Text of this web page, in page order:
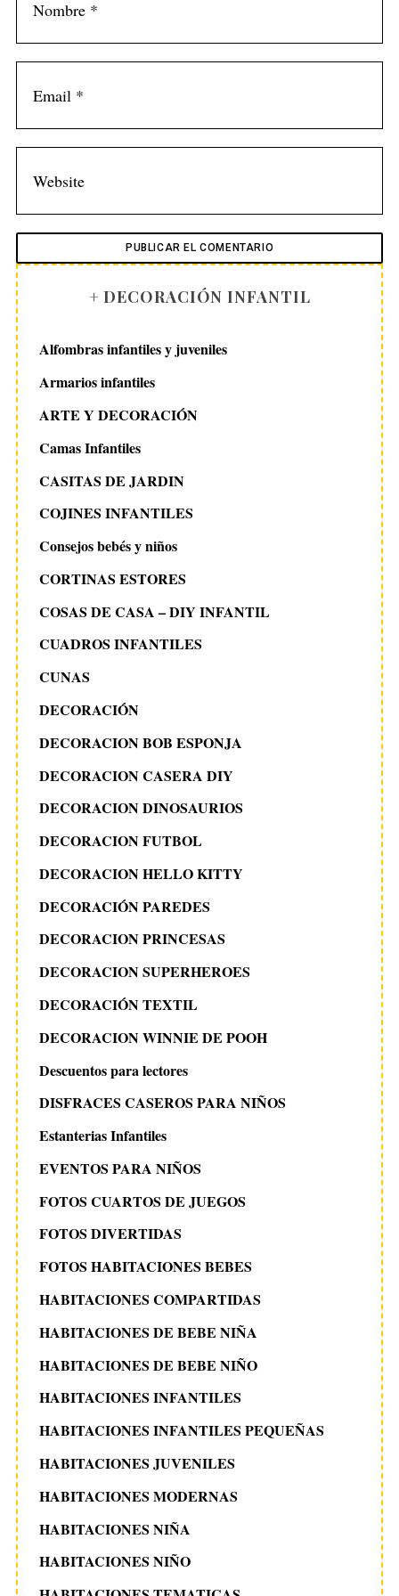
+ DECORACIÓN INFANTIL
Alfombras infantiles y juveniles
Armarios infantiles
ARTE Y DECORACIÓN
Camas Infantiles
CASITAS DE JARDIN
COJINES INFANTILES
Consejos bebés y niños
CORTINAS ESTORES
COSAS DE CASA – DIY INFANTIL
CUADROS INFANTILES
CUNAS
DECORACIÓN
DECORACION BOB ESPONJA
DECORACION CASERA DIY
DECORACION DINOSAURIOS
DECORACION FUTBOL
DECORACION HELLO KITTY
DECORACIÓN PAREDES
DECORACION PRINCESAS
DECORACION SUPERHEROES
DECORACIÓN TEXTIL
DECORACION WINNIE DE POOH
Descuentos para lectores
DISFRACES CASEROS PARA NIÑOS
Estanterias Infantiles
EVENTOS PARA NIÑOS
FOTOS CUARTOS DE JUEGOS
FOTOS DIVERTIDAS
FOTOS HABITACIONES BEBES
HABITACIONES COMPARTIDAS
HABITACIONES DE BEBE NIÑA
HABITACIONES DE BEBE NIÑO
HABITACIONES INFANTILES
HABITACIONES INFANTILES PEQUEÑAS
HABITACIONES JUVENILES
HABITACIONES MODERNAS
HABITACIONES NIÑA
HABITACIONES NIÑO
: